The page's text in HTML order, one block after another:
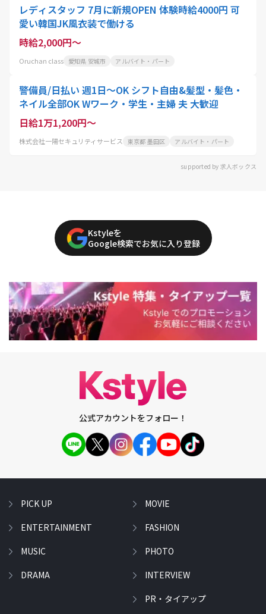
レディスタッフ 7月に新規OPEN 体験時給4000円 可
愛い韓国JK風衣装で働ける
時給2,000円～
Oruchan class 愛知県 安城市 アルバイト・パート
警備員/日払い 週1日～OK シフト自由&髪型・髪色・
ネイル全部OK Wワーク・学生・主婦 夫 大歓迎
日給1万1,200円～
株式会社一陽セキュリティサービス 東京都 墨田区 アルバイト・パート
supported by 求人ボックス
Kstyleを
Google検索でお気に入り登録
公式アカウントをフォロー！
PICK UP
ENTERTAINMENT
MUSIC
DRAMA
MOVIE
FASHION
PHOTO
INTERVIEW
PR・タイアップ